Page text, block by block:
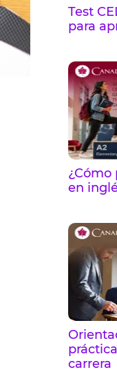
Test
para
¿Cómo
en
carrera